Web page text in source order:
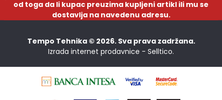
od toga da li kupac preuzima kupljeni artikl ili mu se
dostavlja na navedenu adresu.
Tempo Tehnika © 2026. Sva prava zadržana.
Izrada internet prodavnice - Selltico.